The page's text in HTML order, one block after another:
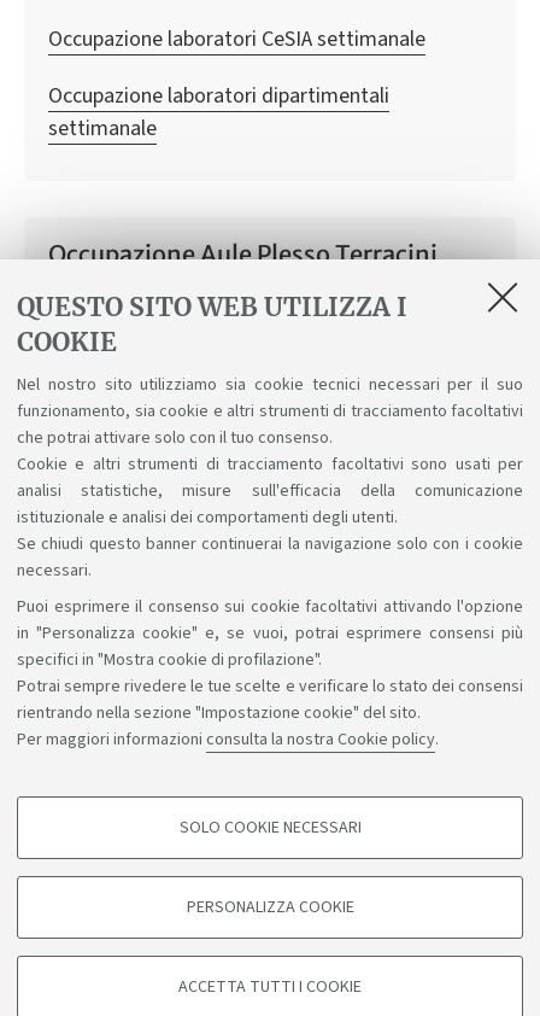
QUESTO SITO WEB UTILIZZA I
COOKIE
Nel nostro sito utilizziamo sia cookie tecnici necessari per il suo
funzionamento, sia cookie e altri strumenti di tracciamento facoltativi
che potrai attivare solo con il tuo consenso.
Cookie e altri strumenti di tracciamento facoltativi sono usati per
analisi statistiche, misure sull'efficacia della comunicazione
istituzionale e analisi dei comportamenti degli utenti.
Se chiudi questo banner continuerai la navigazione solo con i cookie
necessari.
Puoi esprimere il consenso sui cookie facoltativi attivando l'opzione
in "Personalizza cookie" e, se vuoi, potrai esprimere consensi più
specifici in "Mostra cookie di profilazione".
Potrai sempre rivedere le tue scelte e verificare lo stato dei consensi
rientrando nella sezione "Impostazione cookie" del sito.
Per maggiori informazioni consulta la nostra Cookie policy.
COOKIE DI PROFILAZIONE - FACOLTATIVI
degli utenti, creare profili in base al loro comportamento sul sito, per analisi
di marketing.
SOLO COOKIE NECESSARI
PERSONALIZZA COOKIE
ACCETTA TUTTI I COOKIE
Occupazione laboratori CeSIA settimanale
Occupazione laboratori dipartimentali
settimanale
Occupazione Aule Plesso Terracini
Occupazione aule settimanale
Occupazione laboratori CeSIA settimanale
Occupazione laboratori dipartimentali
settimanale
Sosteniamo il diritto alla conoscenza
Seguici su:
CF: 80007010376
Note legali Informazioni sul sito e accessibilità